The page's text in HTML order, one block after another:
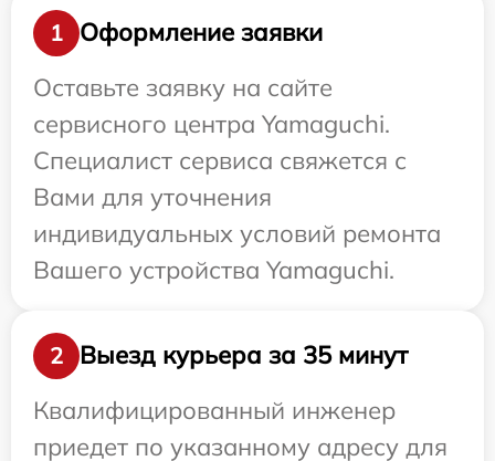
1
Оформление заявки
Оставьте заявку на сайте
сервисного центра Yamaguchi.
Специалист сервиса свяжется с
Вами для уточнения
индивидуальных условий ремонта
Вашего устройства Yamaguchi.
2
Выезд курьера за 35 минут
Квалифицированный инженер
приедет по указанному адресу для